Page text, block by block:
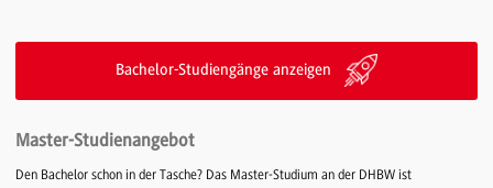
Bachelor-Studiengänge anzeigen
Master-Studienangebot
Den Bachelor schon in der Tasche? Das Master-Studium an der DHBW ist